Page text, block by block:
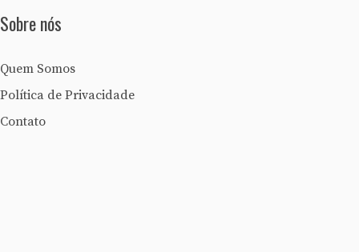
Sobre nós
Quem Somos
Política de Privacidade
Contato